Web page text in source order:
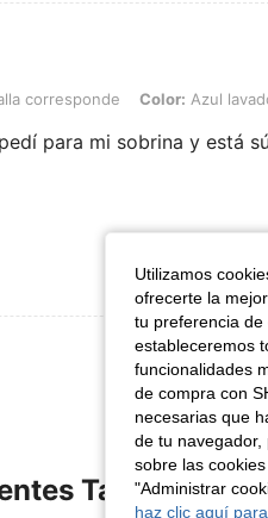
Color: Azul lavado medio,
corresponde Color: Azul
para mi sobrina y está
Ver Más
También
Utilizamos
ofrecerte la
tu preferencia de
estableceremos
funcionalidades
de compra con
necesarias que
de tu
sobre las
"Administrar
haz clic aquí